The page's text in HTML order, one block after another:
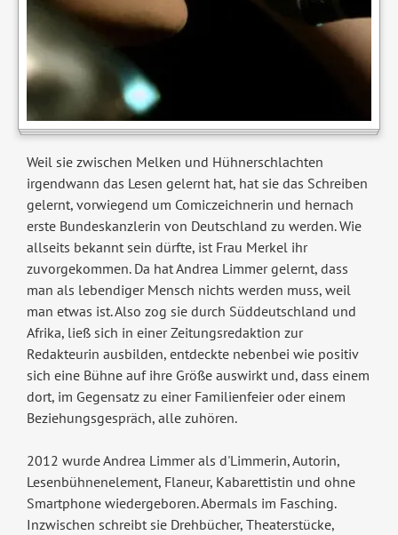
Weil sie zwischen Melken und Hühnerschlachten
irgendwann das Lesen gelernt hat, hat sie das Schreiben
gelernt, vorwiegend um Comiczeichnerin und hernach
erste Bundeskanzlerin von Deutschland zu werden. Wie
allseits bekannt sein dürfte, ist Frau Merkel ihr
zuvorgekommen. Da hat Andrea Limmer gelernt, dass
man als lebendiger Mensch nichts werden muss, weil
man etwas ist. Also zog sie durch Süddeutschland und
Afrika, ließ sich in einer Zeitungsredaktion zur
Redakteurin ausbilden, entdeckte nebenbei wie positiv
sich eine Bühne auf ihre Größe auswirkt und, dass einem
dort, im Gegensatz zu einer Familienfeier oder einem
Beziehungsgespräch, alle zuhören.
2012 wurde Andrea Limmer als d'Limmerin, Autorin,
Lesenbühnenelement, Flaneur, Kabarettistin und ohne
Smartphone wiedergeboren. Abermals im Fasching.
Inzwischen schreibt sie Drehbücher, Theaterstücke,